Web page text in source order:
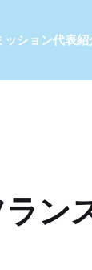
ッション代表紹
ラン